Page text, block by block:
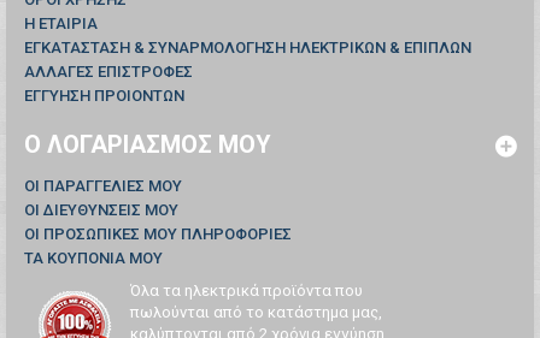
Η ΕΤΑΙΡΙΑ
ΕΓΚΑΤΑΣΤΑΣΗ & ΣΥΝΑΡΜΟΛΟΓΗΣΗ ΗΛΕΚΤΡΙΚΩΝ & ΕΠΙΠΛΩΝ
ΑΛΛΑΓΕΣ ΕΠΙΣΤΡΟΦΕΣ
ΕΓΓΥΗΣΗ ΠΡΟΙΟΝΤΩΝ
Ο ΛΟΓΑΡΙΑΣΜΌΣ ΜΟΥ
ΟΙ ΠΑΡΑΓΓΕΛΊΕΣ ΜΟΥ
ΟΙ ΔΙΕΥΘΎΝΣΕΙΣ ΜΟΥ
ΟΙ ΠΡΟΣΩΠΙΚΈΣ ΜΟΥ ΠΛΗΡΟΦΟΡΊΕΣ
ΤΑ ΚΟΥΠΌΝΙΑ ΜΟΥ
Όλα τα ηλεκτρικά προϊόντα που
πωλούνται από το κατάστημα μας,
καλύπτονται από 2 χρόνια εγγύηση...